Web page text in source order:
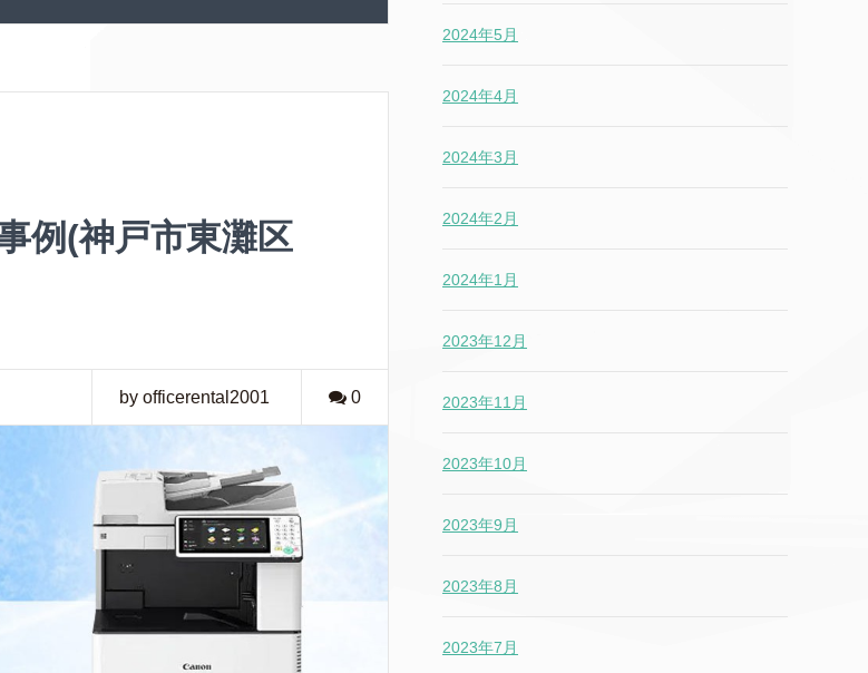
例(神戸市東灘区
by officerental2001 0
2024年5月
2024年4月
2024年3月
2024年2月
2024年1月
2023年12月
2023年11月
2023年10月
2023年9月
2023年8月
2023年7月